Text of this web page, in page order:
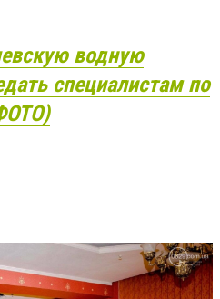
водную
специалистам по